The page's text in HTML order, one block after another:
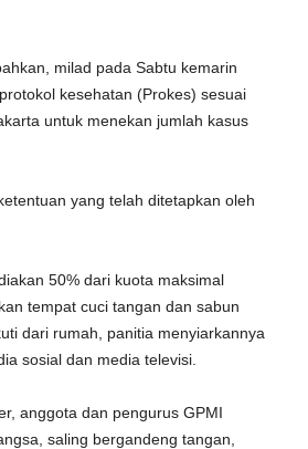
milad pada Sabtu kemarin
kesehatan (Prokes) sesuai
untuk menekan jumlah kasus
yang telah ditetapkan oleh
50% dari kuota maksimal
tempat cuci tangan dan sabun
dari rumah, panitia menyiarkannya
sosial dan media televisi.
anggota dan pengurus GPMI
saling bergandeng tangan,